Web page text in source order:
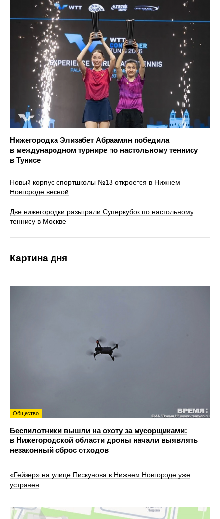
Нижегородка Элизабет Абраамян победила
в международном турнире по настольному теннису
в Тунисе
Новый корпус спортшколы №13 откроется в Нижнем
Новгороде весной
Две нижегородки разыграли Суперкубок по настольному
теннису в Москве
Картина дня
Общество
Беспилотники вышли на охоту за мусорщиками:
в Нижегородской области дроны начали выявлять
незаконный сброс отходов
«Гейзер» на улице Пискунова в Нижнем Новгороде уже
устранен